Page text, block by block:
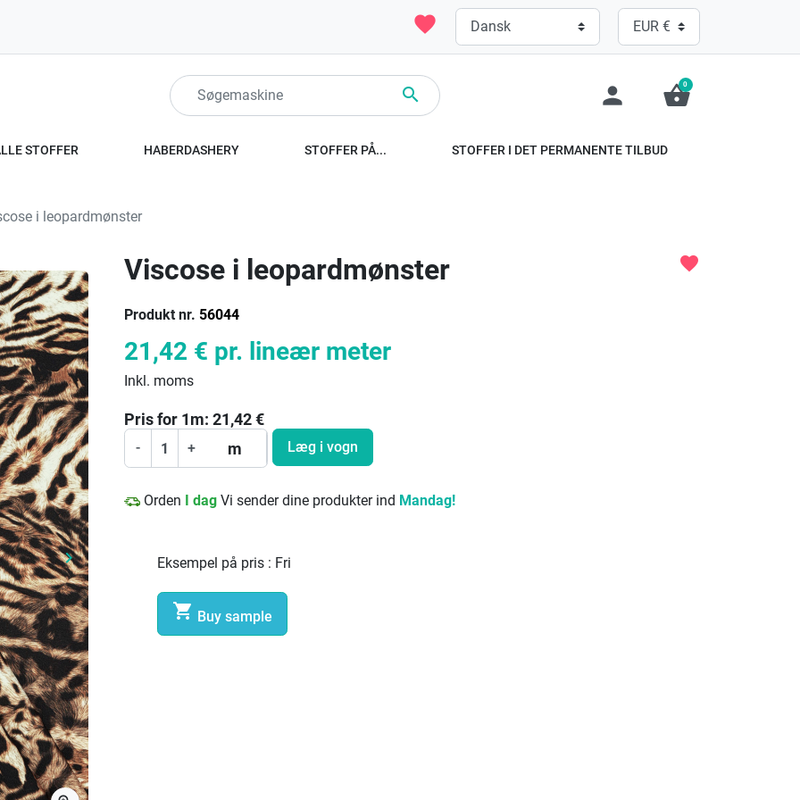
favorite
 person shopping_basket
0
STOFFER HABERDASHERY STOFFER PÅ... STOFFER I DET PERMANENTE TILBUD
i leopardmønster
Næste
keyboard_arrow_right
Viscose i leopardmønster
Produkt nr. 56044
favorite
21,42 € pr. lineær meter
Inkl. moms
Pris for 1m: 21,42€
- + m Læg i vogn
Orden I dag Vi sender dine produkter ind Mandag!
Eksempel på pris : Fri
 Buy sample